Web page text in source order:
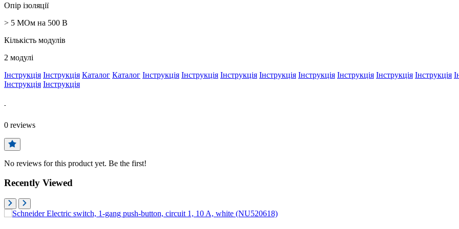
Опір ізоляції
> 5 МОм на 500 В
Кількість модулів
2 модулі
Інструкція Інструкція Каталог Каталог Інструкція Інструкція Інструкція Інструкція Інструкція Інструкція Інструкція Інструкція
Інструкція Інструкція
-
0 reviews
No reviews for this product yet. Be the first!
Recently Viewed